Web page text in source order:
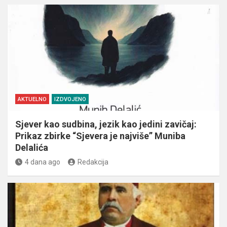
AKTUELNO IZDVOJENO
Sjever kao sudbina, jezik kao jedini zavičaj:
Prikaz zbirke “Sjevera je najviše” Muniba
Delalića
4 dana ago Redakcija